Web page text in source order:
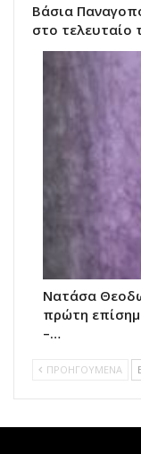
Βάσια
στο τελευταίο
Νατάσα
πρώτη
–…
ΠΡΟΗΓΟΥΜΕΝΑ